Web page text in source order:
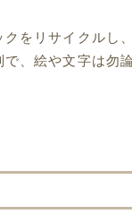
をリサイクルし
、絵や文字は勿